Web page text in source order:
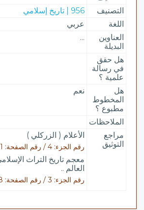
التصنيف
956 | تاريخ إسلامي
اللغة
عربي
العناوين
البديلة
...
هل حقق
في رسالة
علمية ؟
هل
المخطوط
مطبوع ؟
نعم
الملاحظات
مراجع
التوثيق
الأعلام ( الزركلي )
رقم الجزء: 4 / رقم الصفحة: 331
معجم تاريخ التراث
العالم ..
رقم الجزء: 3 / رقم الصفحة: 2158